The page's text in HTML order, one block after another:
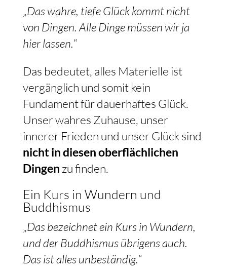
„Das wahre, tiefe Glück kommt nicht
von Dingen. Alle Dinge müssen wir ja
hier lassen.“
Das bedeutet, alles Materielle ist
vergänglich und somit kein
Fundament für dauerhaftes Glück.
Unser wahres Zuhause, unser
innerer Frieden und unser Glück sind
nicht in diesen oberflächlichen
Dingen zu finden.
Ein Kurs in Wundern und
Buddhismus
„Das bezeichnet ein Kurs in Wundern,
und der Buddhismus übrigens auch.
Das ist alles unbeständig.“